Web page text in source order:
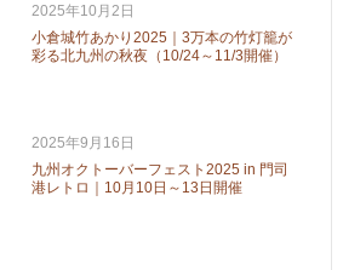
2025年10月2日
小倉城竹あかり2025｜3万本の竹灯籠が
彩る北九州の秋夜（10/24～11/3開催）
2025年9月16日
九州オクトーバーフェスト2025 in 門司
港レトロ｜10月10日～13日開催